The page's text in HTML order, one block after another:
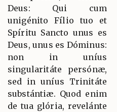
Deus: Qui cum
unigénito Fílio tuo et
Spíritu Sancto unus es
Deus, unus es Dóminus:
non in uníus
singularitáte persónæ,
sed in uníus Trinitáte
substántiæ. Quod enim
de tua glória, revelánte